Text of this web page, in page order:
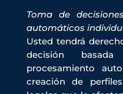
Toma de
automáticos
Usted tendrá
decisión
procesamiento
creación de